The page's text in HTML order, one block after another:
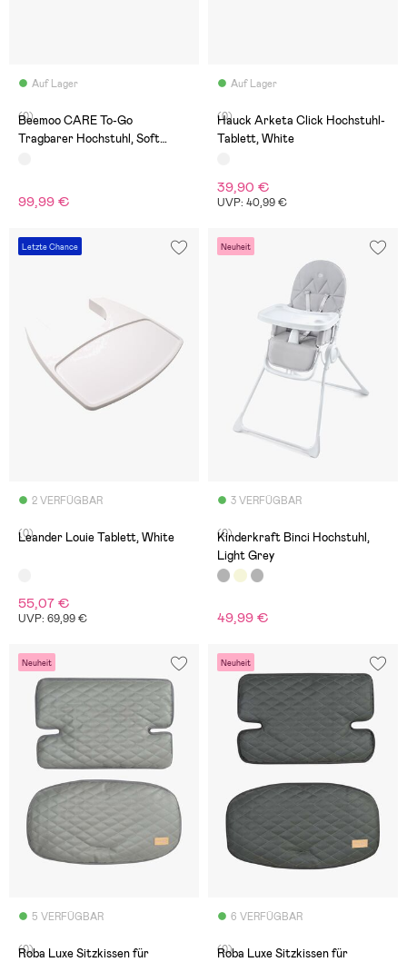
Auf Lager
(0)
Beemoo CARE To-Go
Tragbarer Hochstuhl, Soft
99,99 €
Auf Lager
(0)
Hauck Arketa Click Hochstuhl-
Tablett, White
39,90 €
UVP: 40,99 €
Letzte Chance
2 VERFÜGBAR
(0)
Leander Louie Tablett, White
55,07 €
UVP: 69,99 €
Neuheit
3 VERFÜGBAR
(0)
Kinderkraft Binci Hochstuhl,
Light Grey
49,99 €
Neuheit
5 VERFÜGBAR
(0)
Roba Luxe Sitzkissen für
Neuheit
6 VERFÜGBAR
(0)
Roba Luxe Sitzkissen für